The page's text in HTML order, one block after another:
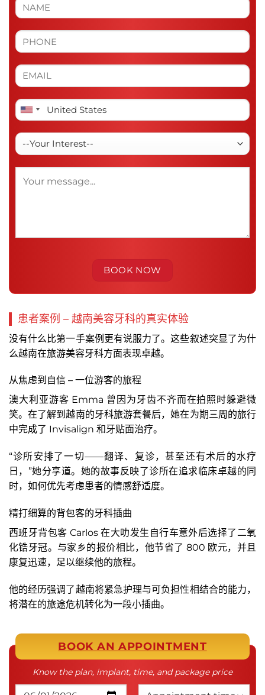
患者案例 – 越南美容牙科的真实体验
没有什么比第一手案例更有说服力了。这些叙述突显了为什
么越南在旅游美容牙科方面表现卓越。
从焦虑到自信 – 一位游客的旅程
澳大利亚游客 Emma 曾因为牙齿不齐而在拍照时躲避微
笑。在了解到越南的牙科旅游套餐后，她在为期三周的旅行
中完成了 Invisalign 和牙贴面治疗。
“诊所安排了一切——翻译、复诊，甚至还有术后的水疗
日，”她分享道。她的故事反映了诊所在追求临床卓越的同
时，如何优先考虑患者的情感舒适度。
精打细算的背包客的牙科插曲
西班牙背包客 Carlos 在大叻发生自行车意外后选择了二氧
化锆牙冠。与家乡的报价相比，他节省了 800 欧元，并且
康复迅速，足以继续他的旅程。
他的经历强调了越南将紧急护理与可负担性相结合的能力，
将潜在的旅途危机转化为一段小插曲。
BOOK AN APPOINTMENT
Know the plan, implant, time, and package price